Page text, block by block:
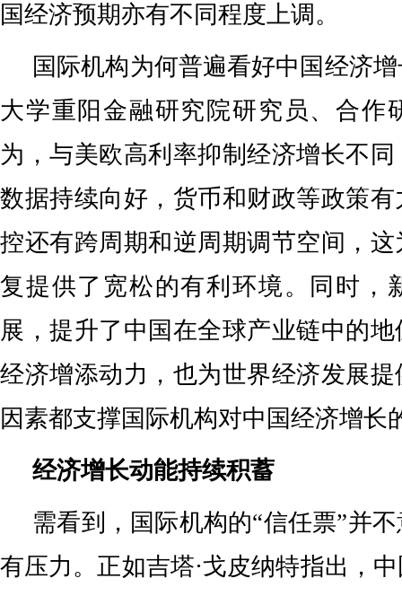
国经济预期亦有不同程度上调。
国际机构为何普遍看好中国经济
大学重阳金融研究院研究员、合作
为，与美欧高利率抑制经济增长不
数据持续向好，货币和财政等政策
控还有跨周期和逆周期调节空间，
复提供了宽松的有利环境。同时，
展，提升了中国在全球产业链中的
经济增添动力，也为世界经济发展
因素都支撑国际机构对中国经济增长
经济增长动能持续积蓄
需看到，国际机构的“信任票”并
有压力。正如吉塔·戈皮纳特指出，